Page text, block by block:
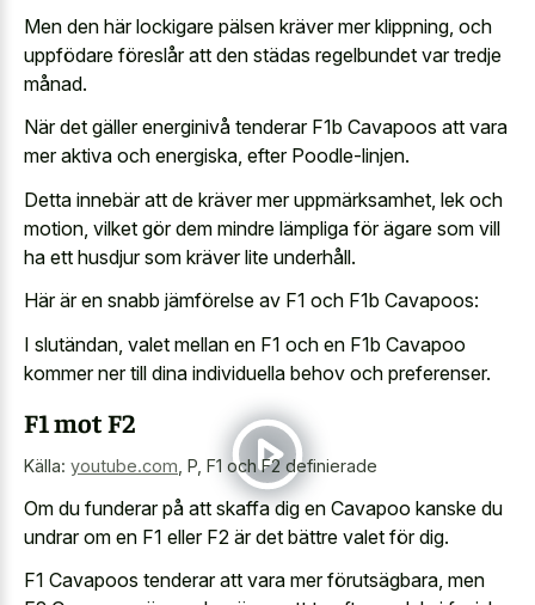
Men den här lockigare pälsen kräver mer klippning, och
uppfödare föreslår att den städas regelbundet var tredje
månad.
När det gäller energinivå tenderar F1b Cavapoos att vara
mer aktiva och energiska, efter Poodle-linjen.
Detta innebär att de kräver mer uppmärksamhet, lek och
motion, vilket gör dem mindre lämpliga för ägare som vill
ha ett husdjur som kräver lite underhåll.
Här är en snabb jämförelse av F1 och F1b Cavapoos:
I slutändan, valet mellan en F1 och en F1b Cavapoo
kommer ner till dina individuella behov och preferenser.
F1 mot F2
Källa: youtube.com, P, F1 och F2 definierade
Om du funderar på att skaffa dig en Cavapoo kanske du
undrar om en F1 eller F2 är det bättre valet för dig.
F1 Cavapoos tenderar att vara mer förutsägbara, men